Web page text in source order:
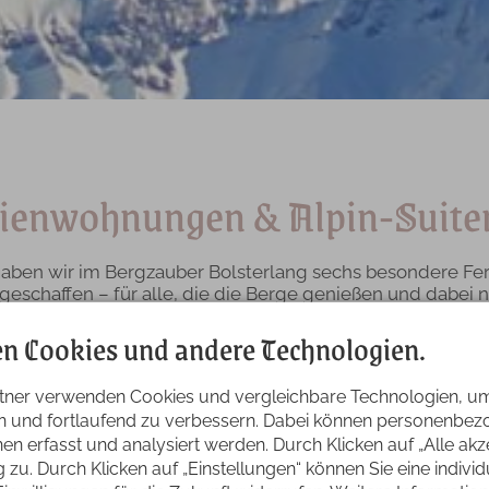
& Alpin-
wir im Bergzauber Bolsterlang sechs besondere
– für alle, die die Berge genießen und dabei
verbindet alpinen Charme mit hochwertiger
Aussicht auf die Allgäuer Alpen. Je
private Sauna, ein Kaminofen oder großzügige
Wohlfühlen.
die einzigartige Natur der Hörnerdörfer und des
einfach die Ruhe genießen – bei uns findest Du
Cookies und andere Technologien.
verwenden Cookies und vergleichbare Technologien,
und fortlaufend zu verbessern. Dabei können
erfasst und analysiert werden. Durch Klicken auf „Alle
zu. Durch Klicken auf „Einstellungen“ können Sie eine